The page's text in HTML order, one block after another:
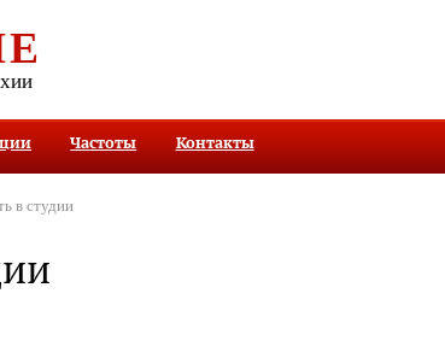
Частоты Контакты
в студии